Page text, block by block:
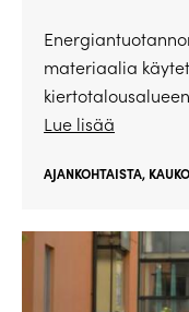
materiaalia
Lue lisää
AJANKOHTAISTA,